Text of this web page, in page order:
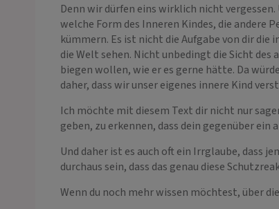
Denn wir dürfen eins wirklich nicht
welche Form des Inneren Kindes, die andere
kümmern. Es ist nicht die Aufgabe von dir
die Welt sehen. Nicht unbedingt die Sicht des
biegen wollen, wie er es gerne hätte. Da
daher, dass wir unser eigenes innere Kind
Ich möchte mit diesem Text dir nicht nur
geben, zu erkennen, dass dein gegenüber
Und daher ist es auch oft ein Irrglaube, dass
durchaus sein, dass das genau diese
Wenn du noch mehr wissen möchtest, über